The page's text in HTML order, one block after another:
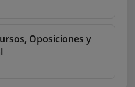
Oposiciones y